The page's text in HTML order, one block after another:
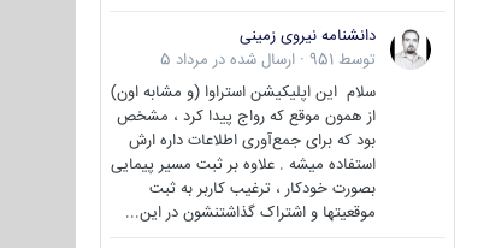
دانشنامه نیروی زمینی
توسط 951
· ارسال شده در مرداد 5
سلام این اپلیکیشن استراوا (و مشابه اون)
از همون موقع که رواج پیدا کرد ، مشخص
بود که برای جمع‌آوری اطلاعات داره ارش
استفاده میشه . علاوه بر ثبت مسیر پیمایی
بصورت خودکار ، ترغیب کاربر به ثبت
موقعیتها و اشتراک‌ گذاشتنشون در این...